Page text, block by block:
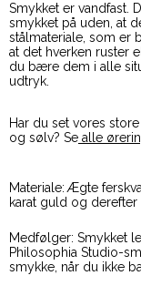
Smykket er vandfast.
smykket på uden, at
stålmateriale, som er
at det hverken ruster
du bære dem i alle
udtryk.
Har du set vores
og sølv? Se alle
Materiale: Ægte
karat guld og
Medfølger: Smykket
Philosophia Studio-
smykke, når du ikke